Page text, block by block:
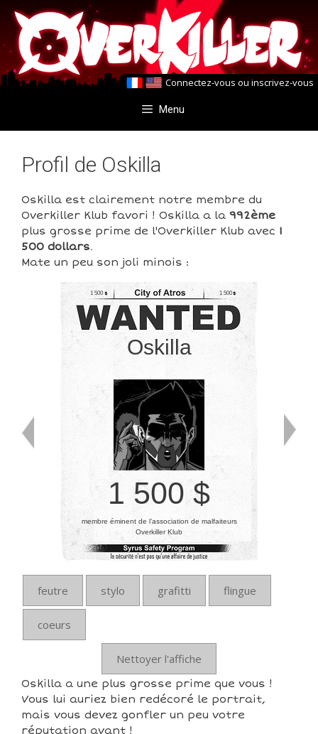
Aller
au
contenu
Aller
au
contenu
Connectez-vous ou inscrivez-vous
Menu
Profil de Oskilla
Oskilla est clairement notre membre du
Overkiller Klub favori ! Oskilla a la 992ème
plus grosse prime de l'Overkiller Klub avec 1
500 dollars.
Mate un peu son joli minois :
1 500
Oskilla
1 500
1 500 $
membre éminent de l’association de malfaiteurs
Overkiller Klub
feutre stylo grafitti flingue
coeurs
Nettoyer l'affiche
Oskilla a une plus grosse prime que vous !
Vous lui auriez bien redécoré le portrait,
mais vous devez gonfler un peu votre
réputation avant !